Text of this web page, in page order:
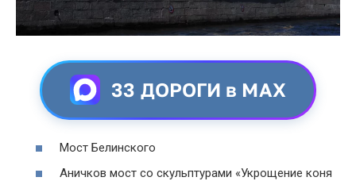
33 ДОРОГИ в MAX
Мост Белинского
Аничков мост со скульптурами «Укрощение коня